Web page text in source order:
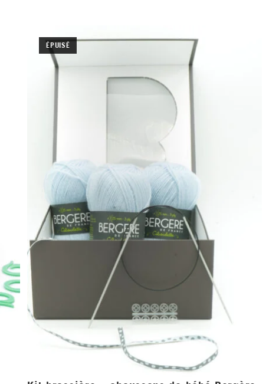
ÉPUISÉ